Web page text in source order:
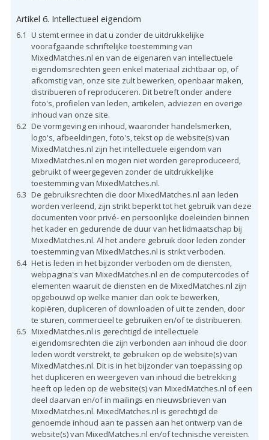
Artikel 6. Intellectueel eigendom
6.1 U stemt ermee in dat u zonder de uitdrukkelijke
voorafgaande schriftelijke toestemming van
MixedMatches.nl en van de eigenaren van intellectuele
eigendomsrechten geen enkel materiaal zichtbaar op, of
afkomstig van, onze site zult bewerken, openbaar maken,
distribueren of reproduceren. Dit betreft onder andere
foto's, profielen van leden, artikelen, adviezen en overige
inhoud van onze site.
6.2 De vormgeving en inhoud, waaronder handelsmerken,
logo's, afbeeldingen, foto's, tekst op de website(s) van
MixedMatches.nl zijn het intellectuele eigendom van
MixedMatches.nl en mogen niet worden gereproduceerd,
gebruikt of weergegeven zonder de uitdrukkelijke
toestemming van MixedMatches.nl.
6.3 De gebruiksrechten die door MixedMatches.nl aan leden
worden verleend, zijn strikt beperkt tot het gebruik van deze
documenten voor privé- en persoonlijke doeleinden binnen
het kader en gedurende de duur van het lidmaatschap bij
MixedMatches.nl. Al het andere gebruik door leden zonder
toestemming van MixedMatches.nl is strikt verboden.
6.4 Het is leden in het bijzonder verboden om de diensten,
webpagina's van MixedMatches.nl en de computercodes of
elementen waaruit de diensten en de MixedMatches.nl zijn
opgebouwd op welke manier dan ook te bewerken,
kopiëren, dupliceren of downloaden of uit te zenden, door
te sturen, commercieel te gebruiken en/of te distribueren.
6.5 MixedMatches.nl is gerechtigd de intellectuele
eigendomsrechten die zijn verbonden aan inhoud die door
leden wordt verstrekt, te gebruiken op de website(s) van
MixedMatches.nl. Dit is in het bijzonder van toepassing op
het dupliceren en weergeven van inhoud die betrekking
heeft op leden op de website(s) van MixedMatches.nl of een
deel daarvan en/of in mailings en nieuwsbrieven van
MixedMatches.nl. MixedMatches.nl is gerechtigd de
genoemde inhoud aan te passen aan het ontwerp van de
website(s) van MixedMatches.nl en/of technische vereisten.